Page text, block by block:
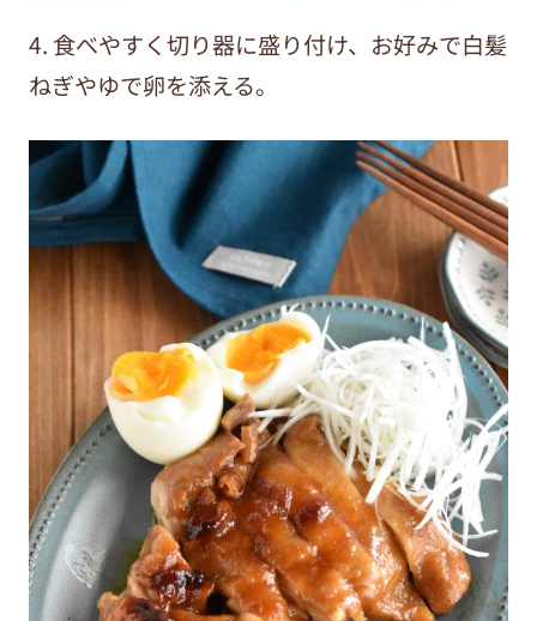
4. 食べやすく切り器に盛り付け、お好みで白髪
ねぎやゆで卵を添える。